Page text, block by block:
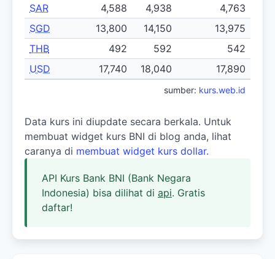
SAR
4,588 4,938
4,763
SGD
13,800 14,150
13,975
THB
492 592
542
USD
17,740 18,040 17,890
sumber: kurs.web.id
Data kurs ini diupdate secara berkala. Untuk
membuat widget kurs BNI di blog anda, lihat
caranya di membuat widget kurs dollar.
API Kurs Bank BNI (Bank Negara
Indonesia) bisa dilihat di api. Gratis
daftar!